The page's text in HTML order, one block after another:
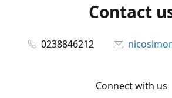
Contact
0238846212
Connect with us